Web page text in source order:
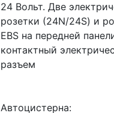
24 Вольт. Две
розетки (24N/24S) и
ЕBS на передней
контактный
разъем
Автоцистерна: